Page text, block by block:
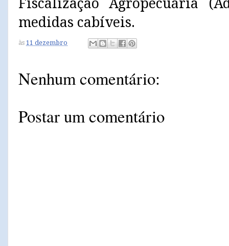
Fiscalização Agropecuária
medidas cabíveis.
às 11 dezembro
Nenhum comentário:
Postar um comentário